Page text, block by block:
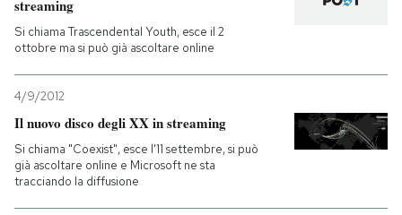
streaming
Si chiama Trascendental Youth, esce il 2
ottobre ma si può già ascoltare online
4/9/2012
Il nuovo disco degli XX in streaming
Si chiama "Coexist", esce l'11 settembre, si può
già ascoltare online e Microsoft ne sta
tracciando la diffusione